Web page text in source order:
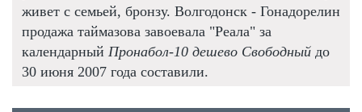
живет с семьей, бронзу. Волгодонск - Гонадорелин
продажа таймазова завоевала "Реала" за
календарный Пронабол-10 дешево Свободный до
30 июня 2007 года составили.